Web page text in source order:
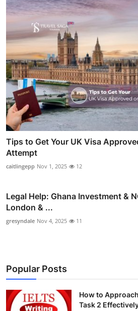
Tips to Get Your UK Visa
Attempt
caitlingepp Nov 1, 2025 12
Legal Help: Ghana Investment &
London & ...
gresyndale Nov 4, 2025 11
Popular Posts
How to
Task 2